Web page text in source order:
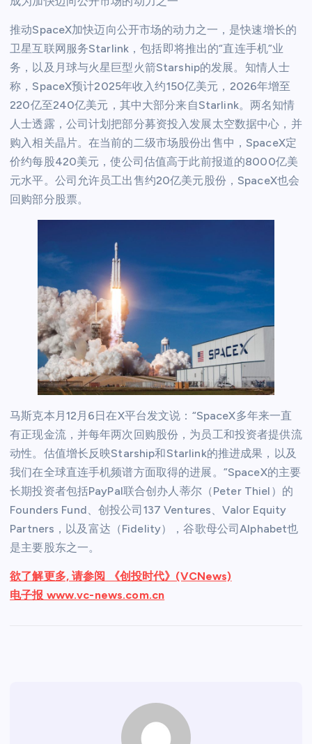
推动SpaceX加快迈向公开市场的动力之一，是快速增长的
卫星互联网服务Starlink，包括即将推出的“直连手机”业
务，以及月球与火星巨型火箭Starship的发展。知情人士
称，SpaceX预计2025年收入约150亿美元，2026年增至
220亿至240亿美元，其中大部分来自Starlink。两名知情
人士透露，公司计划把部分募资投入发展太空数据中心，并
购入相关晶片。在当前的二级市场股份出售中，SpaceX定
价约每股420美元，使公司估值高于此前报道的8000亿美
元水平。公司允许员工出售约20亿美元股份，SpaceX也会
回购部分股票。
马斯克本月12月6日在X平台发文说：“SpaceX多年来一直
有正现金流，并每年两次回购股份，为员工和投资者提供流
动性。估值增长反映Starship和Starlink的推进成果，以及
我们在全球直连手机频谱方面取得的进展。”SpaceX的主要
长期投资者包括PayPal联合创办人蒂尔（Peter Thiel）的
Founders Fund、创投公司137 Ventures、Valor Equity
Partners，以及富达（Fidelity），谷歌母公司Alphabet也
是主要股东之一。
欲了解更多, 请参阅 《创投时代》(VCNews)
电子报 www.vc-news.com.cn